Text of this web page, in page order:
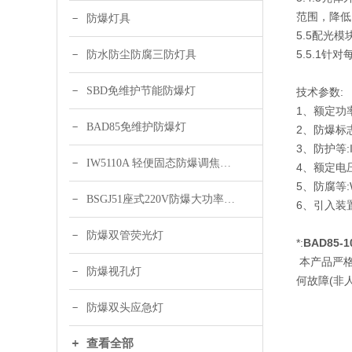
防爆灯具
防水防尘防腐三防灯具
SBD免维护节能防爆灯
BAD85免维护防爆灯
IW5110A 轻便固态防爆调焦头灯
BSGJ51座式220V防爆大功率声光报警器 绿色 黄色
防爆双管荧光灯
防爆视孔灯
防爆双头应急灯
查看全部
范围，降
5.5配光模
5.5.1针对
技术参数:
1、额定功
2、防爆标
3、防护等
4、额定电
5、防腐等
6、引入装
*:BAD85-
本产品严
何故障(非